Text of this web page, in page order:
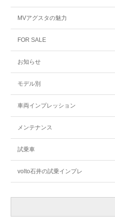
MVアグスタの魅力
FOR SALE
お知らせ
モデル別
車両インプレッション
メンテナンス
試乗車
volto石井の試乗インプレ